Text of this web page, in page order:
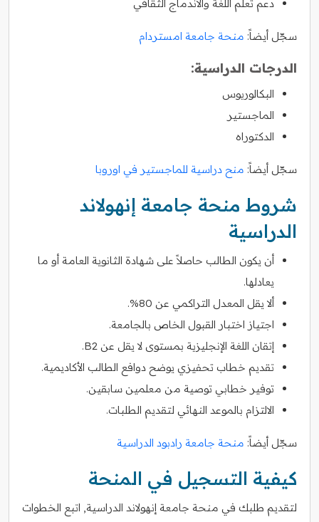
دعم تعلم اللغة والاندماج الثقافي
سجّل أيضاً: منحة جامعة امستردام
الدرجات الدراسية:
البكالوريوس
الماجستير
الدكتوراه
سجّل أيضاً: منح دراسية للماجستير في اوروبا
شروط منحة جامعة إنهولاند
الدراسية
أن يكون الطالب حاصلاً على شهادة الثانوية العامة أو ما
يعادلها.
ألا يقل المعدل التراكمي عن 80%.
اجتياز اختبار القبول الخاص بالجامعة.
إتقان اللغة الإنجليزية بمستوى لا يقل عن B2.
تقديم خطاب تحفيزي يوضح دوافع الطالب الأكاديمية.
توفير خطابي توصية من معلمين سابقين.
الالتزام بالموعد النهائي لتقديم الطلبات.
سجّل أيضاً: منحة جامعة رادبود الدراسية
كيفية التسجيل في المنحة
لتقديم طلبك في منحة جامعة إنهولاند الدراسية, اتبع الخطوات